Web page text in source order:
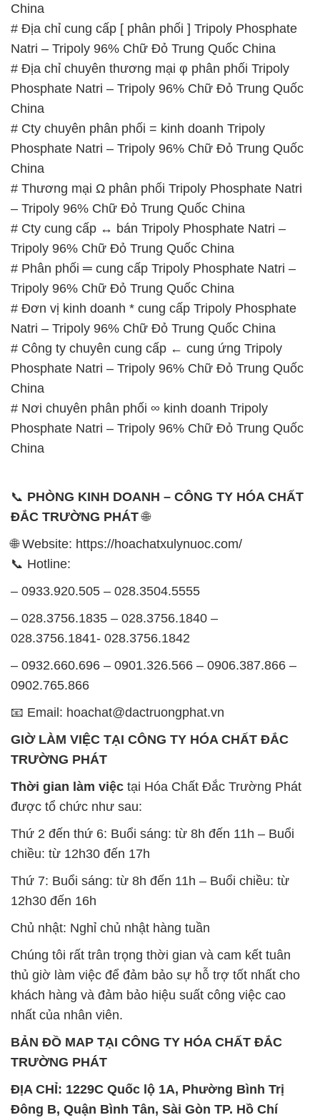
China
# Địa chỉ cung cấp [ phân phối ] Tripoly Phosphate
Natri – Tripoly 96% Chữ Đỏ Trung Quốc China
# Địa chỉ chuyên thương mại φ phân phối Tripoly
Phosphate Natri – Tripoly 96% Chữ Đỏ Trung Quốc
China
# Cty chuyên phân phối = kinh doanh Tripoly
Phosphate Natri – Tripoly 96% Chữ Đỏ Trung Quốc
China
# Thương mại Ω phân phối Tripoly Phosphate Natri
– Tripoly 96% Chữ Đỏ Trung Quốc China
# Cty cung cấp ↔ bán Tripoly Phosphate Natri –
Tripoly 96% Chữ Đỏ Trung Quốc China
# Phân phối ═ cung cấp Tripoly Phosphate Natri –
Tripoly 96% Chữ Đỏ Trung Quốc China
# Đơn vị kinh doanh * cung cấp Tripoly Phosphate
Natri – Tripoly 96% Chữ Đỏ Trung Quốc China
# Công ty chuyên cung cấp ← cung ứng Tripoly
Phosphate Natri – Tripoly 96% Chữ Đỏ Trung Quốc
China
# Nơi chuyên phân phối ∞ kinh doanh Tripoly
Phosphate Natri – Tripoly 96% Chữ Đỏ Trung Quốc
China
📞 PHÒNG KINH DOANH – CÔNG TY HÓA CHẤT
ĐẮC TRƯỜNG PHÁT🌐
🌐 Website: https://hoachatxulynuoc.com/
📞 Hotline:
– 0933.920.505 – 028.3504.5555
– 028.3756.1835 – 028.3756.1840 –
028.3756.1841- 028.3756.1842
– 0932.660.696 – 0901.326.566 – 0906.387.866 –
0902.765.866
📧 Email: hoachat@dactruongphat.vn
GIỜ LÀM VIỆC TẠI CÔNG TY HÓA CHẤT ĐẮC
TRƯỜNG PHÁT
Thời gian làm việc tại Hóa Chất Đắc Trường Phát
được tổ chức như sau:
Thứ 2 đến thứ 6: Buổi sáng: từ 8h đến 11h – Buổi
chiều: từ 12h30 đến 17h
Thứ 7: Buổi sáng: từ 8h đến 11h – Buổi chiều: từ
12h30 đến 16h
Chủ nhật: Nghỉ chủ nhật hàng tuần
Chúng tôi rất trân trọng thời gian và cam kết tuân
thủ giờ làm việc để đảm bảo sự hỗ trợ tốt nhất cho
khách hàng và đảm bảo hiệu suất công việc cao
nhất của nhân viên.
BẢN ĐỒ MAP TẠI CÔNG TY HÓA CHẤT ĐẮC
TRƯỜNG PHÁT
ĐỊA CHỈ: 1229C Quốc lộ 1A, Phường Bình Trị
Đông B, Quận Bình Tân, Sài Gòn TP. Hồ Chí